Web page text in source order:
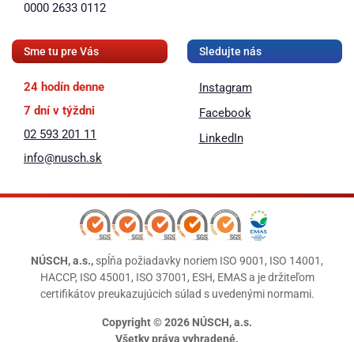
0000 2633 0112
Sme tu pre Vás
24 hodín denne
7 dní v týždni
02 593 201 11
info@nusch.sk
Sledujte nás
Instagram
Facebook
LinkedIn
NÚSCH, a.s., spĺňa požiadavky noriem ISO 9001, ISO 14001,
HACCP, ISO 45001, ISO 37001, ESH, EMAS a je držiteľom
certifikátov preukazujúcich súlad s uvedenými normami.
Copyright © 2026 NÚSCH, a.s.
Všetky práva vyhradené.